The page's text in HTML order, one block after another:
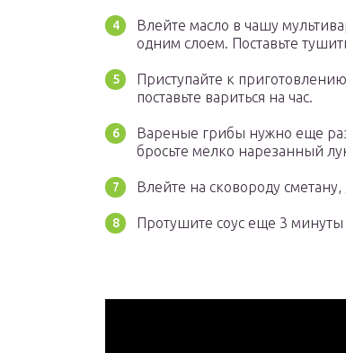
Влейте масло в чашу
одним слоем. Поставьте
Приступайте к
поставьте вариться на час.
Вареные грибы нужно еще
бросьте мелко нарезанный
Влейте на сковороду сметану,
Протушите соус еще 3 минуты